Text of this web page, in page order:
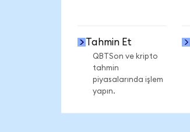
Tahmin Et
QBTSon ve kripto
tahmin
piyasalarında işlem
yapın.